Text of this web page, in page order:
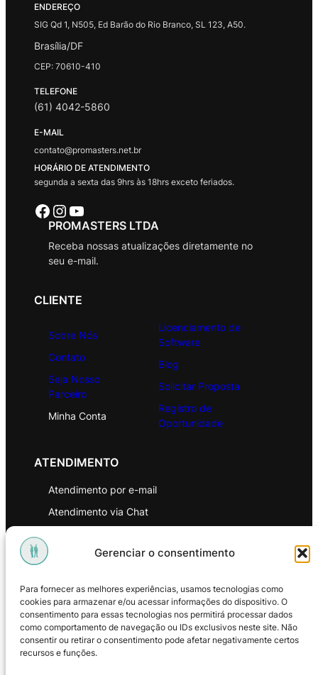
Gerenciar o consentimento
Para fornecer as melhores experiências, usamos tecnologias como
cookies para armazenar e/ou acessar informações do dispositivo. O
consentimento para essas tecnologias nos permitirá processar dados
como comportamento de navegação ou IDs exclusivos neste site. Não
consentir ou retirar o consentimento pode afetar negativamente certos
recursos e funções.
ENDEREÇO
SIG Qd 1, N505, Ed Barão do Rio Branco, SL 123, A50.
Brasília/DF
CEP: 70610-410
TELEFONE
(61) 4042-5860
E-MAIL
contato@promasters.net.br
HORÁRIO DE ATENDIMENTO
segunda a sexta das 9hrs às 18hrs exceto feriados.
Facebook Instagram Youtube
PROMASTERS LTDA
Receba nossas atualizações diretamente no
seu e-mail.
CLIENTE
Sobre Nós
Contato
Seja Nosso
Parceiro
Minha Conta
Licenciamento de
Software
Blog
Solicitar Proposta
Registro de
Oportunidade
ATENDIMENTO
Atendimento por e-mail
Atendimento via Chat
Política de Privacidade
Política de Troca e Devoluções
Política de Reembolso